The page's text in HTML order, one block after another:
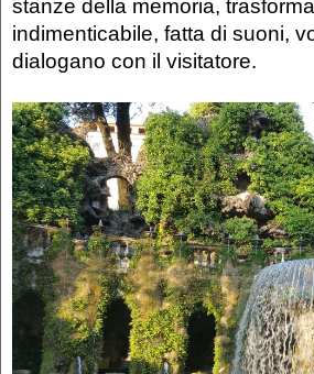
stanze della memoria,
indimenticabile, fatta di suoni,
dialogano con il visitatore.